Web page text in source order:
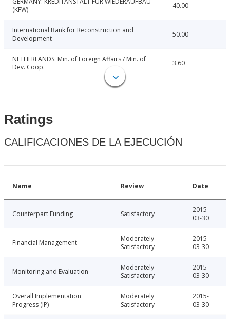
(KFW)
40.00
International Bank for Reconstruction and
Development
50.00
NETHERLANDS: Min. of Foreign Affairs / Min. of
Dev. Coop.
3.60
Ratings
CALIFICACIONES DE LA EJECUCIÓN
Name Review Date
Counterpart Funding Satisfactory
2015-
03-30
Financial Management
Moderately
Satisfactory
2015-
03-30
Monitoring and Evaluation
Moderately
Satisfactory
2015-
03-30
Overall Implementation
Progress (IP)
Moderately
Satisfactory
2015-
03-30